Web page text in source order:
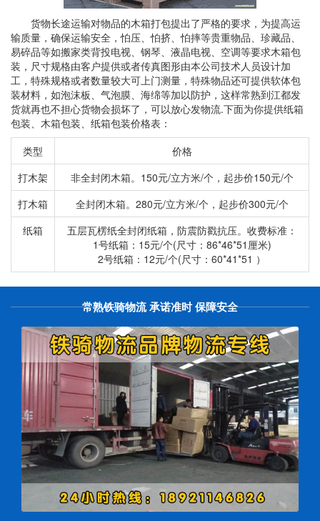
货物长途运输对物品的木箱打包提出了严格的要求，为提高运
输质量，确保运输安全，怕压、怕挤、怕摔等贵重物品、珍藏品、
易碎品等如搬家类背投电视、钢琴、液晶电视、空调等要求木箱包
装，尺寸规格由客户提供或者传真图形由本公司技术人员设计加
工，特殊规格或者数量较大可上门测量，特殊物品还可提供软体包
装材料，如泡沫板、气泡膜、海绵等加以防护，这样常熟到江都发
货就再也不担心货物会损坏了，可以放心发物流.下面为你提供纸箱
包装、木箱包装、纸箱包装价格表：
类型
价格
打木架
非全封闭木箱。150元/立方米/个，起步价150元/个
打木箱
全封闭木箱。280元/立方米/个，起步价300元/个
纸箱
五层瓦楞纸全封闭纸箱，防震防戳抗压。收费标准：
1号纸箱：15元/个(尺寸：86*46*51厘米)
2号纸箱：12元/个(尺寸：60*41*51 ）
常熟铁骑物流 承诺准时 保障安全